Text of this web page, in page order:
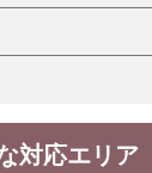
対応エリア